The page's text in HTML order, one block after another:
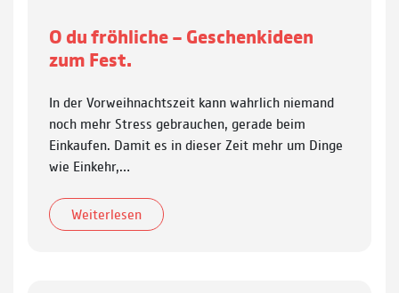
O du fröhliche – Geschenkideen
zum Fest.
In der Vorweihnachtszeit kann wahrlich niemand
noch mehr Stress gebrauchen, gerade beim
Einkaufen. Damit es in dieser Zeit mehr um Dinge
wie Einkehr,…
Weiterlesen